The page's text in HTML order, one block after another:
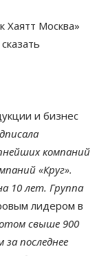
Хаятт Москва»
и бизнес
компаний
«Круг».
10 лет. Группа
лидером в
свыше 900
за последнее